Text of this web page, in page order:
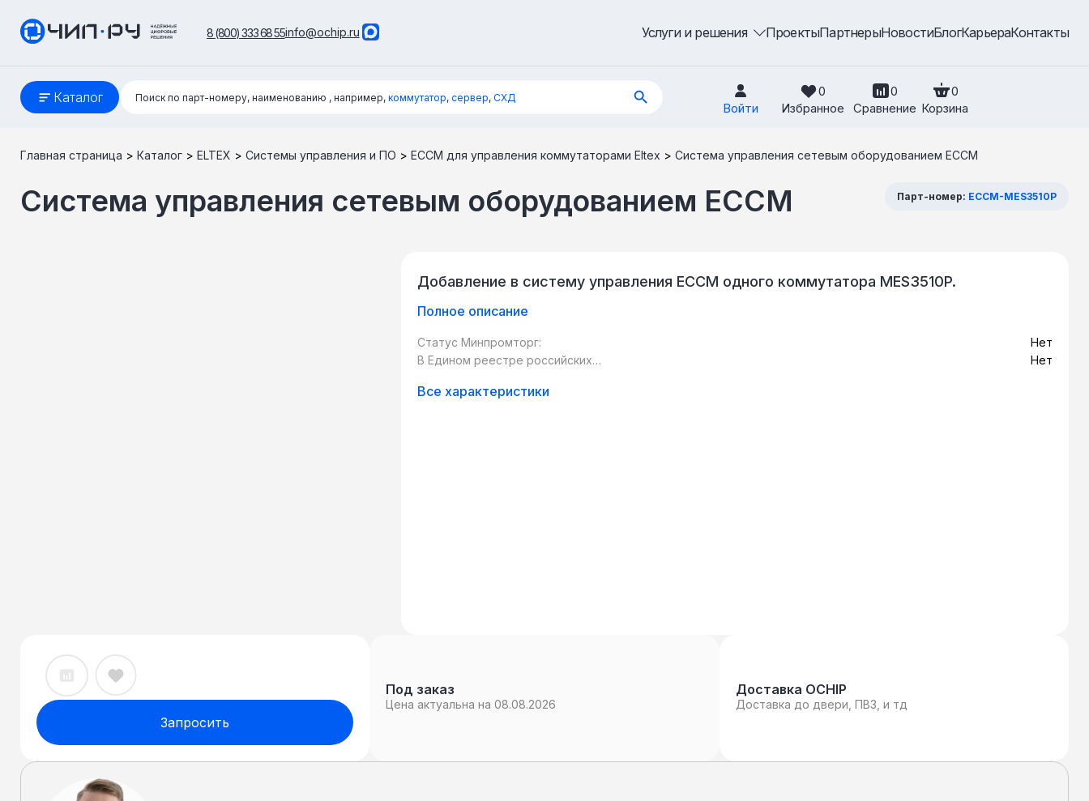
Услуги и решения ПроектыПартнерыНовостиБлогКарьераКонтакты
8 (800) 333 68 55info@ochip.ru
Каталог
Поиск:
Поиск по парт-номеру, наименованию , например, коммутатор, сервер, СХД
Войти
0
Избранное
0
Сравнение
0
Корзина
Главная страница > Каталог > ELTEX > Системы управления и ПО > ECCM для управления коммутаторами Eltex > Система управления сетевым оборудованием ECCM
Система управления сетевым оборудованием ECCM Парт-номер: ECCM-MES3510P
Добавление в систему управления ECCM одного коммутатора MES3510P.
Полное описание
Статус Минпромторг:
Нет
В Едином реестре российских
Нет
Все характеристики
Запросить
Под заказ
Цена актуальна на 08.08.2026
Доставка OCHIP
Доставка до двери, ПВЗ, и тд